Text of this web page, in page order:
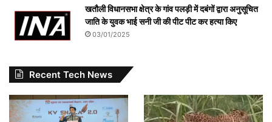
खतौली विधानसभा क्षेत्र के गांव पलड़ी में दबंगों द्वारा अनुसूचित
जाति के युवक भाई सनी जी की पीट पीट कर हत्या किए
03/01/2025
Recent Tech News